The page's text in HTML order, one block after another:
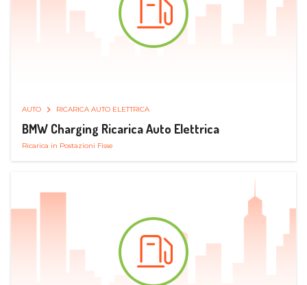
AUTO RICARICA AUTO ELETTRICA
BMW Charging Ricarica Auto Elettrica
Ricarica in Postazioni Fisse